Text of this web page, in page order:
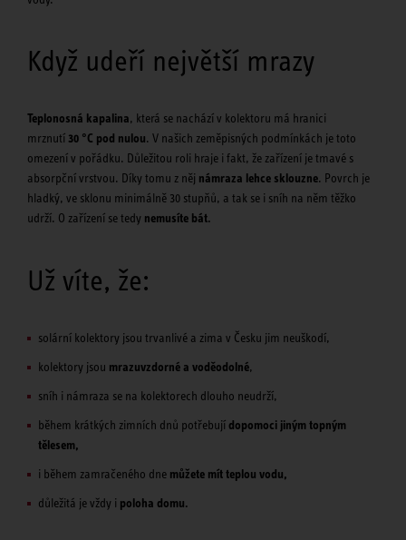
Když udeří největší mrazy
Teplonosná kapalina, která se nachází v kolektoru má hranici
mrznutí 30 °C pod nulou. V našich zeměpisných podmínkách je toto
omezení v pořádku. Důležitou roli hraje i fakt, že zařízení je tmavé s
absorpční vrstvou. Díky tomu z něj námraza lehce sklouzne. Povrch je
hladký, ve sklonu minimálně 30 stupňů, a tak se i sníh na něm těžko
udrží. O zařízení se tedy nemusíte bát.
Už víte, že:
solární kolektory jsou trvanlivé a zima v Česku jim neuškodí,
kolektory jsou mrazuvzdorné a voděodolné,
sníh i námraza se na kolektorech dlouho neudrží,
během krátkých zimních dnů potřebují dopomoci jiným topným
tělesem,
i během zamračeného dne můžete mít teplou vodu,
důležitá je vždy i poloha domu.